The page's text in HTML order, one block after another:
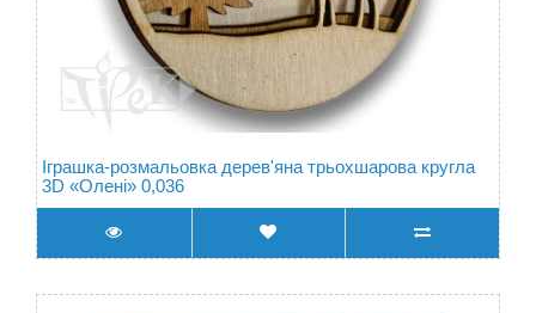
Іграшка-розмальовка дерев'яна трьохшарова кругла
3D «Олені» 0,036